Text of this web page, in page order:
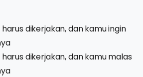
dikerjakan, dan kamu ingin
dikerjakan, dan kamu malas